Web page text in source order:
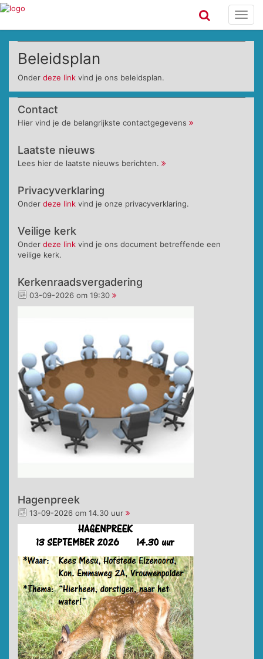
Beleidsplan
Onder deze link vind je ons beleidsplan.
Contact
Hier vind je de belangrijkste contactgegevens
Laatste nieuws
Lees hier de laatste nieuws berichten.
Privacyverklaring
Onder deze link vind je onze privacyverklaring.
Veilige kerk
Onder deze link vind je ons document betreffende een
veilige kerk.
Kerkenraadsvergadering
03-09-2026 om 19:30
Hagenpreek
13-09-2026 om 14.30 uur